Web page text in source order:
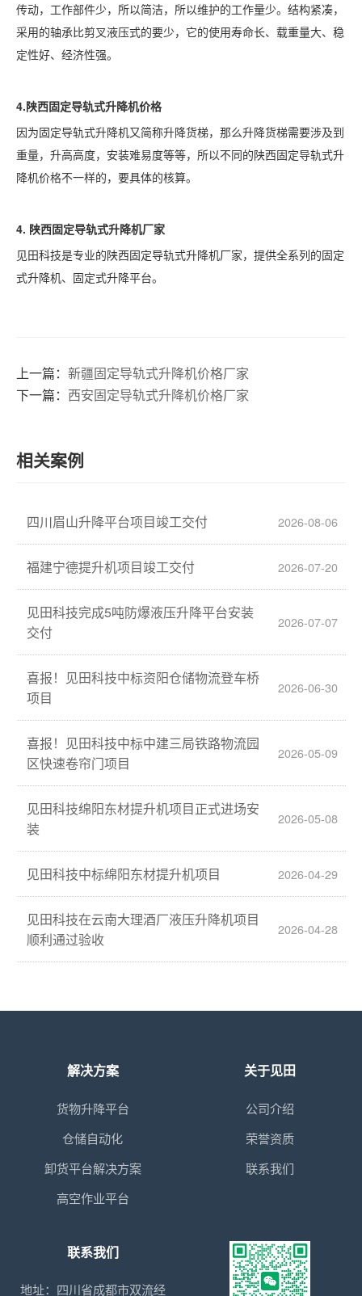
传动，工作部件少，所以简洁，所以维护的工作量少。结构紧凑，
采用的轴承比剪叉液压式的要少，它的使用寿命长、载重量大、稳
定性好、经济性强。
4.陕西固定导轨式升降机价格
因为固定导轨式升降机又简称升降货梯，那么升降货梯需要涉及到
重量，升高高度，安装难易度等等，所以不同的陕西固定导轨式升
降机价格不一样的，要具体的核算。
4. 陕西固定导轨式升降机厂家
见田科技是专业的陕西固定导轨式升降机厂家，提供全系列的固定
式升降机、固定式升降平台。
上一篇： 新疆固定导轨式升降机价格厂家
下一篇： 西安固定导轨式升降机价格厂家
相关案例
四川眉山升降平台项目竣工交付 2026-08-06
福建宁德提升机项目竣工交付 2026-07-20
见田科技完成5吨防爆液压升降平台安装
交付
2026-07-07
喜报！见田科技中标资阳仓储物流登车桥
项目
2026-06-30
喜报！见田科技中标中建三局铁路物流园
区快速卷帘门项目
2026-05-09
见田科技绵阳东材提升机项目正式进场安
装
2026-05-08
见田科技中标绵阳东材提升机项目 2026-04-29
见田科技在云南大理酒厂液压升降机项目
顺利通过验收
2026-04-28
解决方案
货物升降平台
仓储自动化
卸货平台解决方案
高空作业平台
关于见田
公司介绍
荣誉资质
联系我们
联系我们
地址：四川省成都市双流经